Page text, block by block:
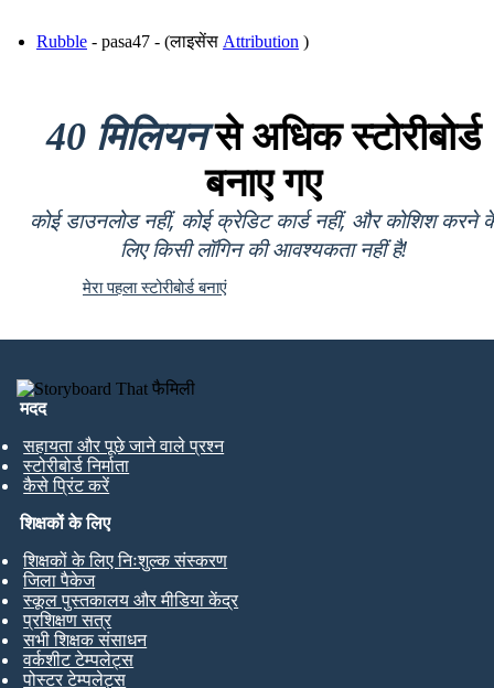
Rubble - pasa47 - (लाइसेंस Attribution )
40 मिलियनसे अधिक स्टोरीबोर्ड
बनाए गए
कोई डाउनलोड नहीं, कोई क्रेडिट कार्ड नहीं, और कोशिश करने
लिए किसी लॉगिन की आवश्यकता नहीं है!
मेरा पहला स्टोरीबोर्ड बनाएं
मदद
सहायता और पूछे जाने वाले प्रश्न
स्टोरीबोर्ड निर्माता
कैसे प्रिंट करें
शिक्षकों के लिए
शिक्षकों के लिए निःशुल्क संस्करण
जिला पैकेज
स्कूल पुस्तकालय और मीडिया केंद्र
प्रशिक्षण सत्र
सभी शिक्षक संसाधन
वर्कशीट टेम्पलेट्स
पोस्टर टेम्पलेट्स